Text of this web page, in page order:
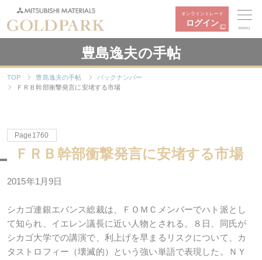
オンライントレード
ログイン
MENU
豊島逸夫の手帖
TOP 豊島逸夫の手帖
バックナンバー
ＦＲＢ幹部衝撃発言に安堵する市場
Page1760
ＦＲＢ幹部衝撃発言に安堵する市場
2015年1月9日
シカゴ連銀エバンス総裁は、ＦＯＭＣメンバーでハト派とし
て知られ、イエレン議長に近い人物とされる。８日、同氏が
シカゴ大学での講演で、利上げを早まるリスクについて、カ
タストロフィー（壊滅的）という強い単語で表現した。ＮＹ